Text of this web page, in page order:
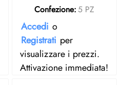
Confezione: 5 PZ
Accedi o
Registrati per
visualizzare i prezzi.
Attivazione immediata!